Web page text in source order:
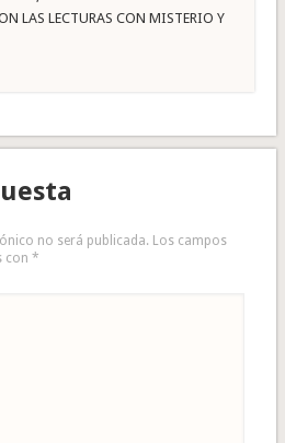
LAS LECTURAS CON MISTERIO Y
no será publicada. Los campos
con *